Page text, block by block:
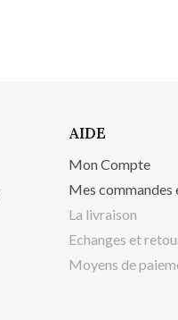
AIDE
Mon Compte
Mes commandes
La livraison
Echanges et
Moyens de